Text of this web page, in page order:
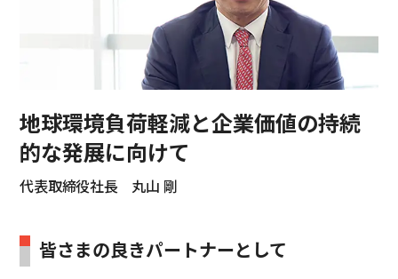
地球環境負荷軽減と企業価値の持続
的な発展に向けて
代表取締役社長 丸山 剛
皆さまの良きパートナーとして